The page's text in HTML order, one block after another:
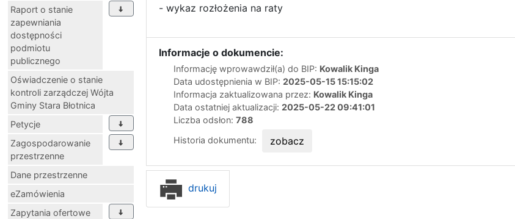
Raport o stanie
zapewniania
dostępności
podmiotu
publicznego
Oświadczenie o stanie
kontroli zarządczej Wójta
Gminy Stara Błotnica
Petycje
Zagospodarowanie
przestrzenne
Dane przestrzenne
eZamówienia
Zapytania ofertowe
- wykaz rozłożenia na raty
Informacje o dokumencie:
Informację wprowawdził(a) do BIP: Kowalik Kinga
Data udostępnienia w BIP: 2025-05-15 15:15:02
Informacja zaktualizowana przez: Kowalik Kinga
Data ostatniej aktualizacji: 2025-05-22 09:41:01
Liczba odsłon: 788
Historia dokumentu:
zobacz
drukuj